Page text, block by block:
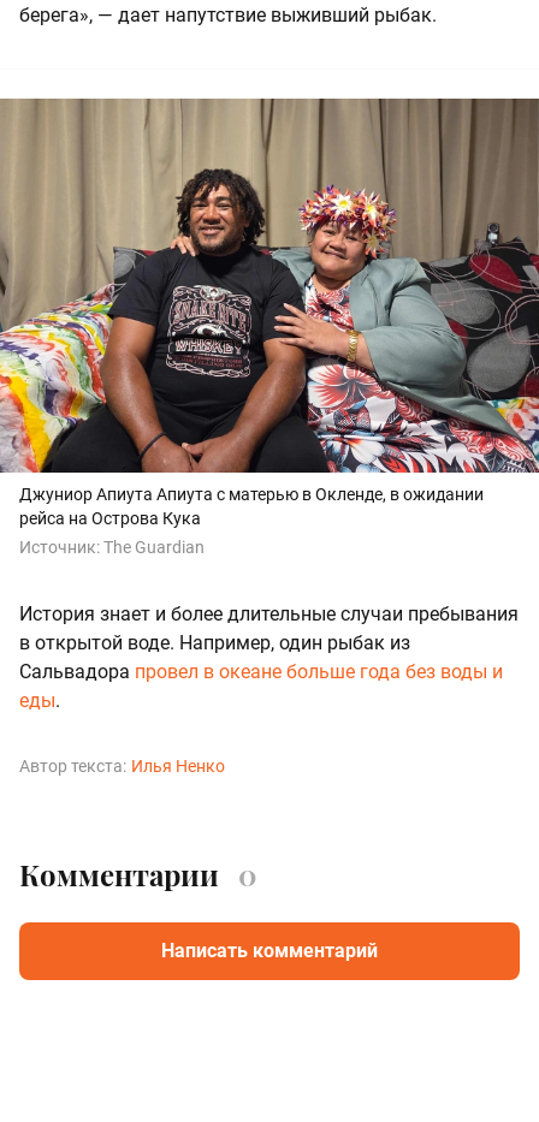
берега», — дает напутствие выживший рыбак.
Джуниор Апиута Апиута с матерью в Окленде, в ожидании
рейса на Острова Кука
Источник:The Guardian
История знает и более длительные случаи пребывания
в открытой воде. Например, один рыбак из
Сальвадора провел в океане больше года без воды и
еды.
Автор текста: Илья Ненко
Комментарии 0
Написать комментарий